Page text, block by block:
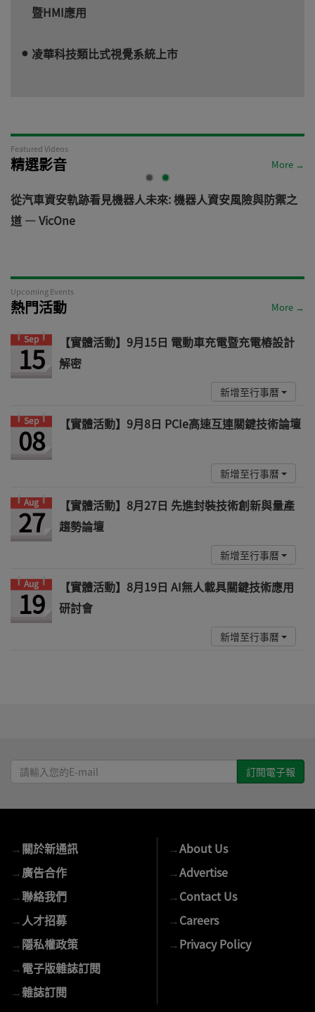
暨HMI應用
凌華科技類比式視覺系統上市
Featured Videos
精選影音 More →
從汽車資安軌跡看見機器人未來: 機器人資安風險與防禦之
道 — VicOne
Upcoming Events
熱門活動 More →
Sep
15
【實體活動】9月15日 電動車充電暨充電樁設計
解密
新增至行事曆
Sep
08 【實體活動】9月8日 PCIe高速互連關鍵技術論壇
新增至行事曆
Aug
27
【實體活動】8月27日 先進封裝技術創新與量產
趨勢論壇
新增至行事曆
Aug
19
【實體活動】8月19日 AI無人載具關鍵技術應用
研討會
新增至行事曆
請
輸
E-
mail
→關於新通訊
→廣告合作
→聯絡我們
→ 人才招募
→隱私權政策
→電子版雜誌訂閱
→雜誌訂閱
→About Us
→Advertise
→Contact Us
→Careers
→Privacy Policy